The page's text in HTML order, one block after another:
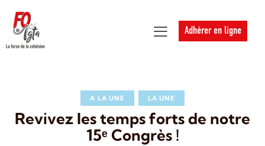
Adhérer en ligne
A LA UNE LA UNE
Revivez les temps forts de notre
15ᵉ Congrès !